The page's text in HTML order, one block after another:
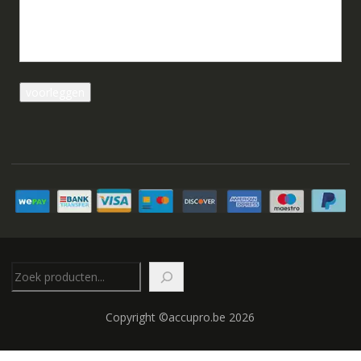
Copyright ©accupro.be 2026